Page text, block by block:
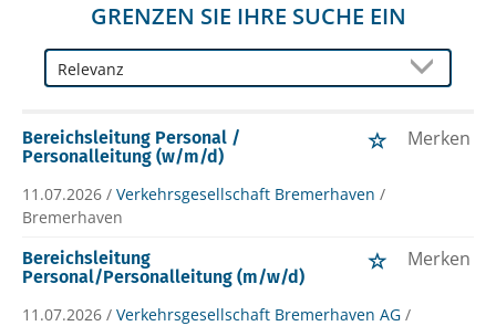
GRENZEN SIE IHRE SUCHE EIN
Bereichsleitung Personal /
Personalleitung (w/m/d)
Merken
11.07.2026 / Verkehrsgesellschaft Bremerhaven /
Bremerhaven
Bereichsleitung
Personal/Personalleitung (m/w/d)
Merken
11.07.2026 / Verkehrsgesellschaft Bremerhaven AG /